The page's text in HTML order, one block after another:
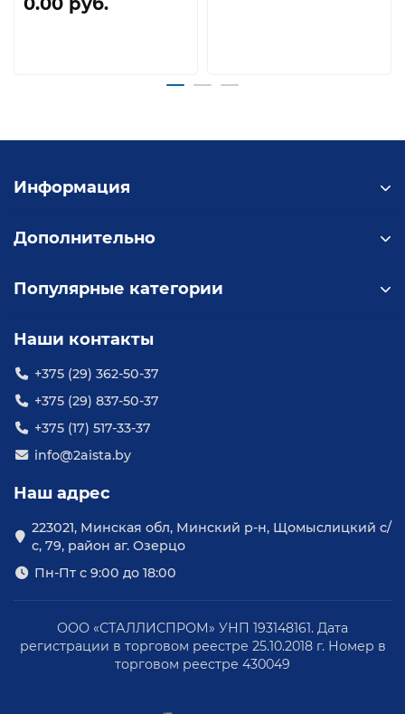
Информация
Дополнительно
Популярные категории
Наши контакты
+375 (29) 362-50-37
+375 (29) 837-50-37
+375 (17) 517-33-37
info@2aista.by
Наш адрес
223021, Минская обл, Минский р-н, Щомыслицкий с/
с, 79, район аг. Озерцо
Пн-Пт с 9:00 до 18:00
ООО «СТАЛЛИСПРОМ» УНП 193148161. Дата
регистрации в торговом реестре 25.10.2018 г. Номер в
торговом реестре 430049